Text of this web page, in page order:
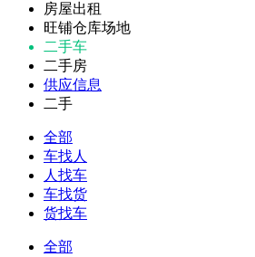
房屋出租
旺铺仓库场地
二手车
二手房
供应信息
二手
全部
车找人
人找车
车找货
货找车
全部